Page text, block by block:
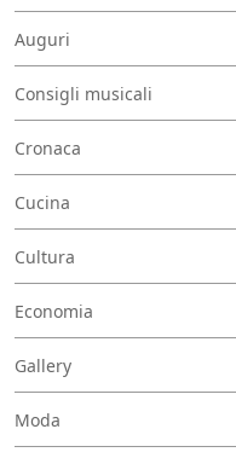
Auguri
Consigli musicali
Cronaca
Cucina
Cultura
Economia
Gallery
Moda